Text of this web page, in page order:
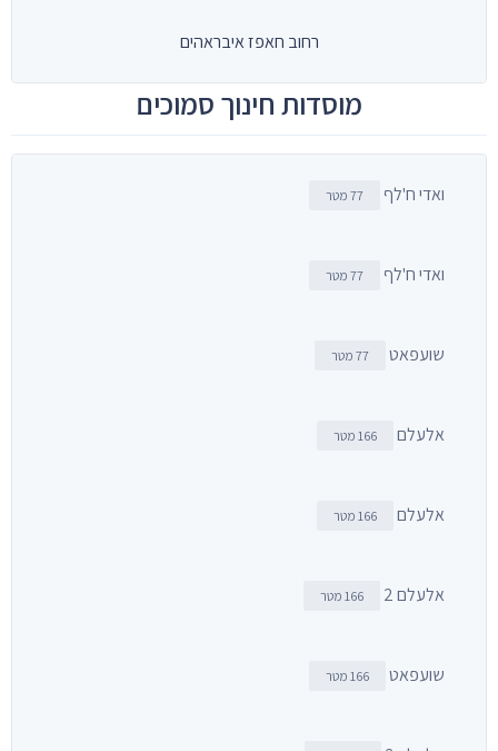
רחוב חאפז איבראהים
מוסדות חינוך סמוכים
ואדי ח'לף 77 מטר
ואדי ח'לף 77 מטר
שועפאט 77 מטר
אלעלם 166 מטר
אלעלם 166 מטר
אלעלם 2 166 מטר
שועפאט 166 מטר